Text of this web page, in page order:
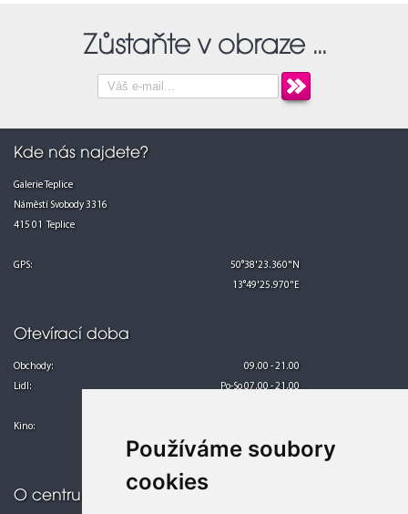
Používáme soubory
cookies
Zůstaňte v obraze ...
Kde nás najdete?
Galerie Teplice
Náměstí Svobody 3316
415 01 Teplice
GPS:
50°38'23.360"N
13°49'25.970"E
Otevírací doba
Obchody:
09.00 - 21.00
Lidl:
Po-So 07.00 - 21.00
Kino:
So-Ne 10.00 - 24.00
O centru